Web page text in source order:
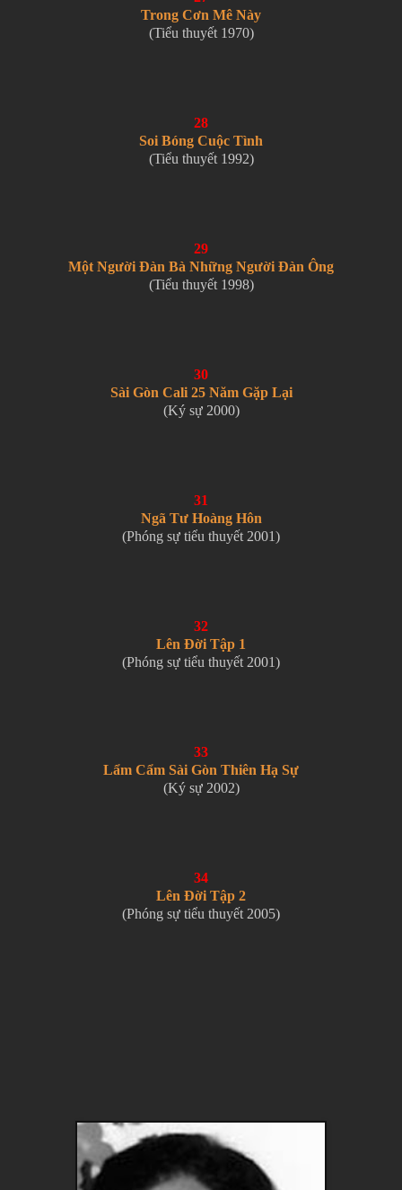
Trong Cơn Mê Này
(Tiểu thuyết 1970)
28
Soi Bóng Cuộc Tình
(Tiểu thuyết 1992)
29
Một Người Đàn Bà Những Người Đàn Ông
(Tiểu thuyết 1998)
30
Sài Gòn Cali 25 Năm Gặp Lại
(Ký sự 2000)
31
Ngã Tư Hoàng Hôn
(Phóng sự tiểu thuyết 2001)
32
Lên Đời Tập 1
(Phóng sự tiểu thuyết 2001)
33
Lẩm Cẩm Sài Gòn Thiên Hạ Sự
(Ký sự 2002)
34
Lên Đời Tập 2
(Phóng sự tiểu thuyết 2005)